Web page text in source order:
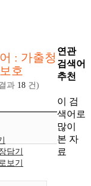
: 가출청
호
과 18 건)
담기
보기
연관
검색어
추천
이 검
색어로
많이
본 자
료